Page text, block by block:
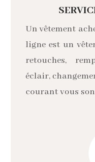
Un vêtement
ligne est un
retouches,
éclair,
courant vous